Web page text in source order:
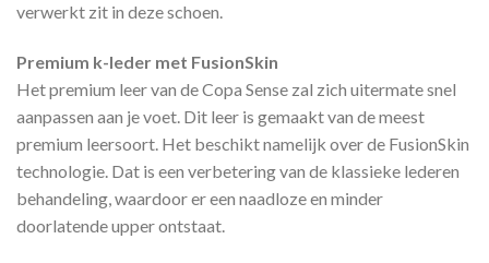
verwerkt zit in deze schoen.
Premium k-leder met FusionSkin
Het premium leer van de Copa Sense zal zich uitermate snel
aanpassen aan je voet. Dit leer is gemaakt van de meest
premium leersoort. Het beschikt namelijk over de FusionSkin
technologie. Dat is een verbetering van de klassieke lederen
behandeling, waardoor er een naadloze en minder
doorlatende upper ontstaat.